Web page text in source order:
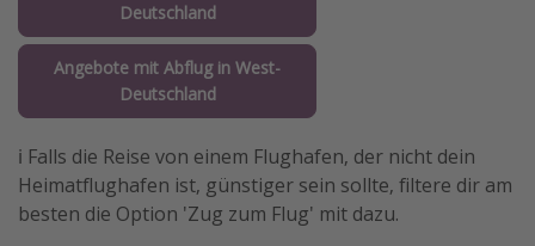
Deutschland
Angebote mit Abflug in West-
Deutschland
ℹ️ Falls die Reise von einem Flughafen, der nicht dein
Heimatflughafen ist, günstiger sein sollte, filtere dir am
besten die Option 'Zug zum Flug' mit dazu.